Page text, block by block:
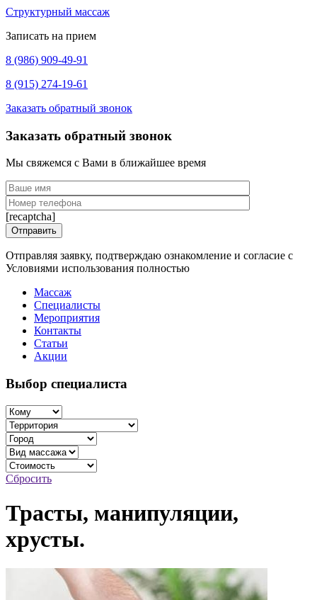
Структурный массаж
Записать на прием
8 (986) 909-49-91
8 (915) 274-19-61
Заказать обратный звонок
Заказать обратный звонок
Мы свяжемся с Вами в ближайшее время
[recaptcha]
Отправляя заявку, подтверждаю ознакомление и согласие с
Условиями использования полностью
Массаж
Специалисты
Мероприятия
Контакты
Статьи
Акции
Выбор специалиста
Сбросить
Трасты, манипуляции,
хрусты.